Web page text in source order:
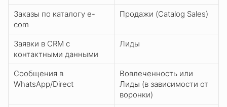
Заказы по каталогу e-
com
Продажи (Catalog Sales)
Заявки в CRM с
контактными данными
Лиды
Сообщения в
WhatsApp/Direct
Вовлеченность или
Лиды (в зависимости от
воронки)